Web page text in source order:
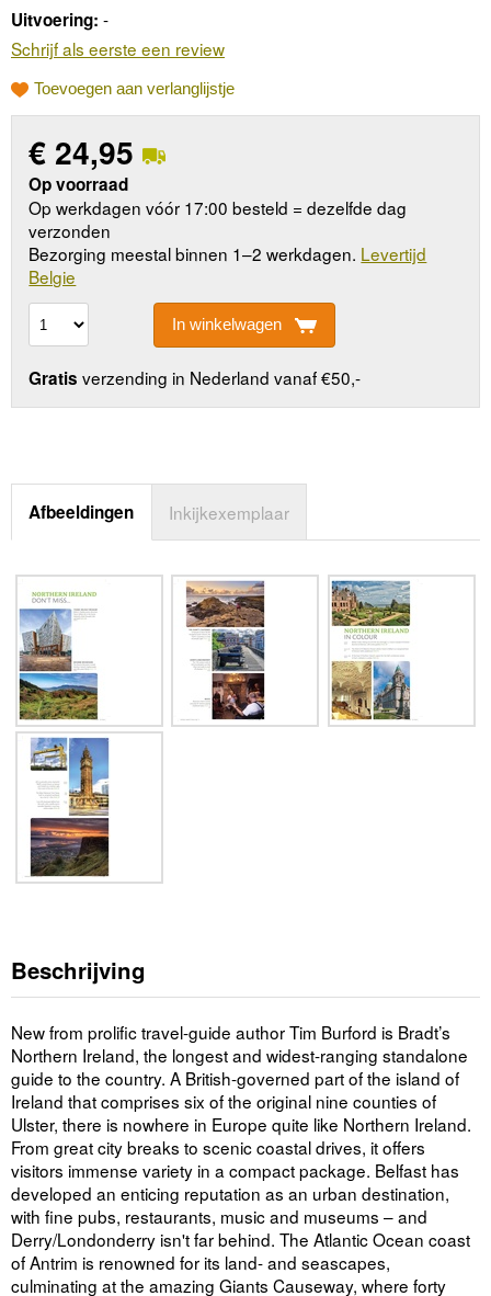
Uitvoering: -
Schrijf als eerste een review
Toevoegen aan verlanglijstje
€ 24,95
Op voorraad
Op werkdagen vóór 17:00 besteld = dezelfde dag
verzonden
Bezorging meestal binnen 1–2 werkdagen. Levertijd
Belgie
In winkelwagen
Gratis verzending in Nederland vanaf €50,-
Afbeeldingen Inkijkexemplaar
Beschrijving
New from prolific travel-guide author Tim Burford is Bradt’s
Northern Ireland, the longest and widest-ranging standalone
guide to the country. A British-governed part of the island of
Ireland that comprises six of the original nine counties of
Ulster, there is nowhere in Europe quite like Northern Ireland.
From great city breaks to scenic coastal drives, it offers
visitors immense variety in a compact package. Belfast has
developed an enticing reputation as an urban destination,
with fine pubs, restaurants, music and museums – and
Derry/Londonderry isn't far behind. The Atlantic Ocean coast
of Antrim is renowned for its land- and seascapes,
culminating at the amazing Giants Causeway, where forty